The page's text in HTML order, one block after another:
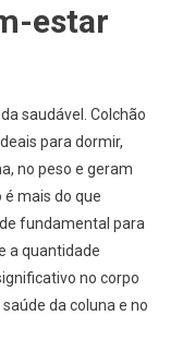
estar
saudável. Colchão
para dormir,
no peso e geram
mais do que
fundamental para
a quantidade
no corpo
da coluna e no